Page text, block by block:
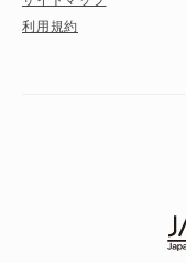
利用規約